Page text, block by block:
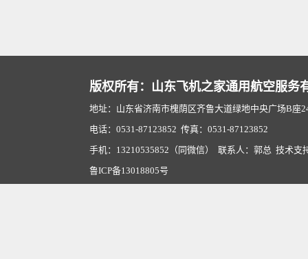
版权所有：山东飞机之家通用航空服务
地址：山东省济南市槐荫区齐鲁大道绿地中央广场B座
电话：0531-87123852 传真：0531-87123852
手机：13210535852（同微信） 联系人：郭总 技术支
鲁ICP备13018805号